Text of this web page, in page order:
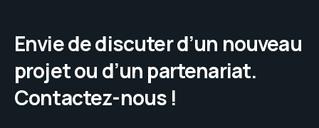
Envie de discuter d’un nouveau
projet ou d’un partenariat.
Contactez-nous !